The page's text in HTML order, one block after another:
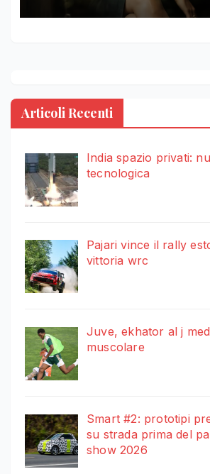
Articoli Recenti
India spazio privati:
tecnologica
Pajari vince il rally
vittoria wrc
Juve, ekhator al j
muscolare
Smart #2: prototipi
su strada prima del
show 2026